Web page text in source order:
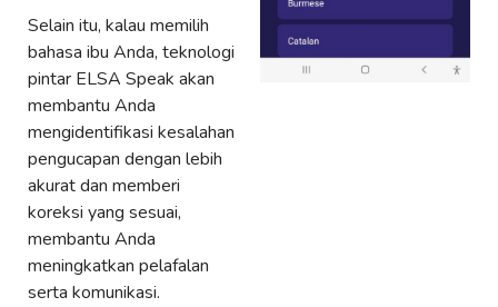
Selain itu, kalau memilih
bahasa ibu Anda, teknologi
pintar ELSA Speak akan
membantu Anda
mengidentifikasi kesalahan
pengucapan dengan lebih
akurat dan memberi
koreksi yang sesuai,
membantu Anda
meningkatkan pelafalan
serta komunikasi.